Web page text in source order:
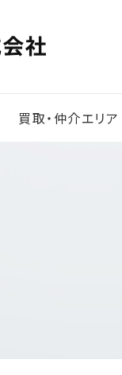
買取・仲介エリア